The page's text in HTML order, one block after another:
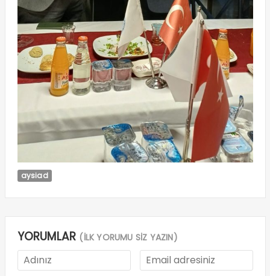
aysiad
YORUMLAR (İLK YORUMU SİZ YAZIN)